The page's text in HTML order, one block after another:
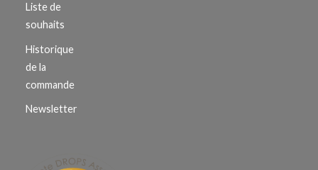
Liste de
souhaits
Historique
de la
commande
Newsletter